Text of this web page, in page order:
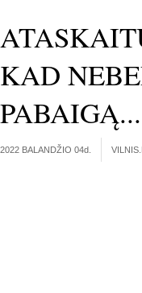
KAD
PABAIGĄ...
2022 BALANDŽIO 04d.